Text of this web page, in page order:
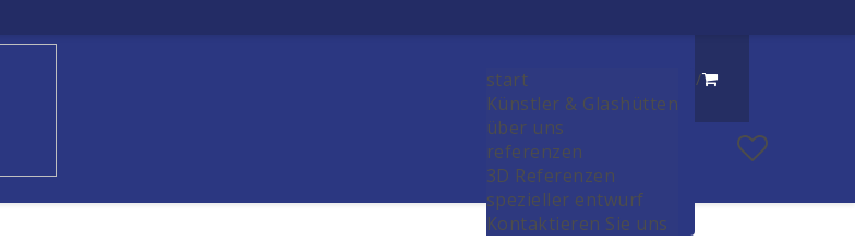
/
start
Künstler & Glashütten
über uns
referenzen
3D Referenzen
spezieller entwurf
Kontaktieren Sie uns